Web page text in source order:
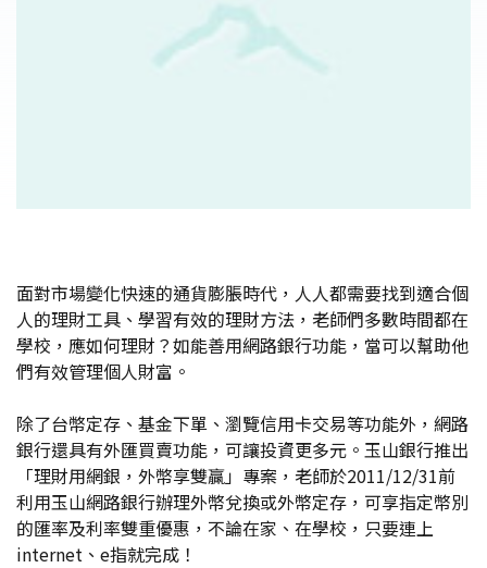
面對市場變化快速的通貨膨脹時代，人人都需要找到適合個
人的理財工具、學習有效的理財方法，老師們多數時間都在
學校，應如何理財？如能善用網路銀行功能，當可以幫助他
們有效管理個人財富。
除了台幣定存、基金下單、瀏覽信用卡交易等功能外，網路
銀行還具有外匯買賣功能，可讓投資更多元。玉山銀行推出
「理財用網銀，外幣享雙贏」專案，老師於2011/12/31前
利用玉山網路銀行辦理外幣兌換或外幣定存，可享指定幣別
的匯率及利率雙重優惠，不論在家、在學校，只要連上
internet、e指就完成！